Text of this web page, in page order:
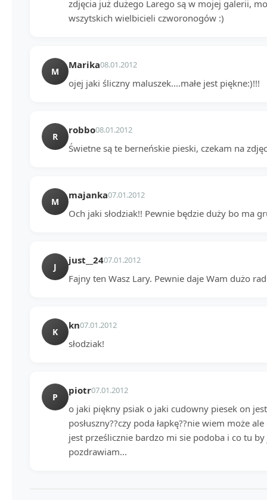
zdjęcia już dużego Larego są w mojej galerii,
wszytskich wielbicieli czworonogów :)
M
Marika08.01.2012
ojej jaki śliczny maluszek....małe jest piękne:)!!!
R
robbo08.01.2012
Świetne są te berneńskie pieski, czekam na
M
majanka07.01.2012
Och jaki słodziak!! Pewnie będzie duży bo ma
J
just__2407.01.2012
Fajny ten Wasz Lary. Pewnie daje Wam dużo
K
kn07.01.2012
słodziak!
P
piotr07.01.2012
o jaki piękny psiak o jaki cudowny piesek on
posłuszny??czy poda łapkę??nie wiem może
jest prześlicznie bardzo mi sie podoba i co tu
pozdrawiam...